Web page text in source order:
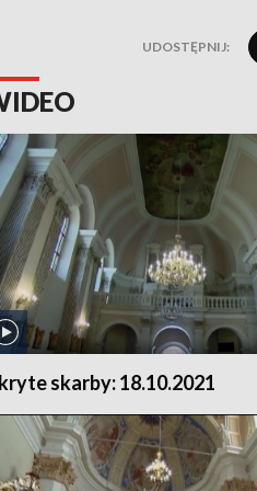
UDOSTĘPNIJ:
skarby: 18.10.2021